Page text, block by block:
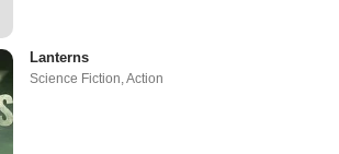
Lanterns
Science Fiction,Action